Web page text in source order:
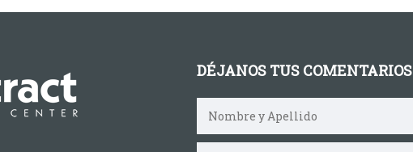
DÉJANOS TUS COMENTARIOS